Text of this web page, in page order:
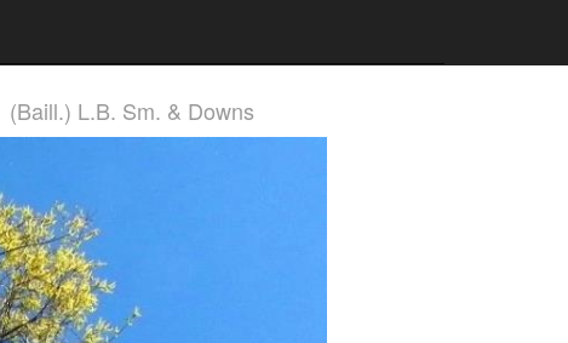
(Baill.) L.B. Sm. & Downs